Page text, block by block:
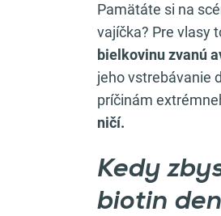
Pamätáte si na
vajíčka? Pre vlasy
bielkovinu zvanú
jeho vstrebávanie
príčinám
ničí.
Kedy
biotin